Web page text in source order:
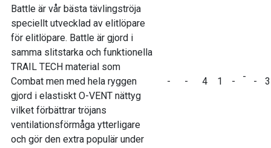
Battle är vår bästa tävlingströja
speciellt utvecklad av elitlöpare
för elitlöpare. Battle är gjord i
samma slitstarka och funktionella
TRAIL TECH material som
Combat men med hela ryggen
gjord i elastiskt O-VENT nättyg
vilket förbättrar tröjans
ventilationsförmåga ytterligare
och gör den extra populär under
- - 4 1 - - -